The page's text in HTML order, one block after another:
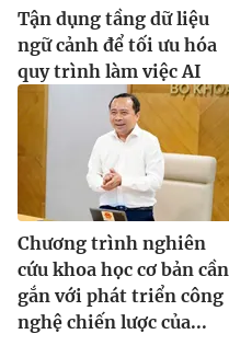
Tận dụng tầng dữ liệu
ngữ cảnh để tối ưu hóa
quy trình làm việc AI
Chương trình nghiên
cứu khoa học cơ bản cần
gắn với phát triển công
nghệ chiến lược của...